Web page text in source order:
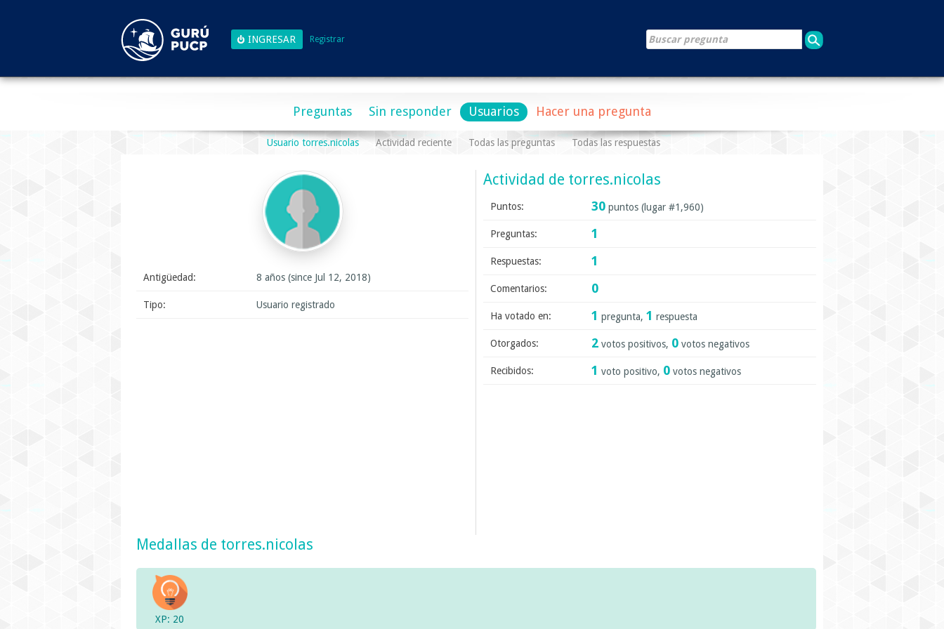
Registrar
Preguntas Sin responder Usuarios Hacer una pregunta
Usuario torres.nicolas Actividad reciente Todas las preguntas Todas las respuestas
Antigüedad: 8 años (since Jul 12, 2018)
Tipo: Usuario registrado
Actividad de torres.nicolas
Puntos: 30 puntos (lugar #1,960)
Preguntas: 1
Respuestas: 1
Comentarios: 0
Ha votado en: 1 pregunta, 1 respuesta
Otorgados: 2 votos positivos, 0 votos negativos
Recibidos: 1 voto positivo, 0 votos negativos
Medallas de torres.nicolas
XP: 20